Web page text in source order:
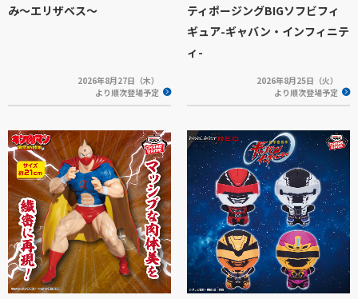
み～エリザベス～
2026年8月27日（木）
より順次登場予定
ティポージングBIGソフビフィ
ギュア-ギャバン・インフィニテ
ィ-
2026年8月25日（火）
より順次登場予定